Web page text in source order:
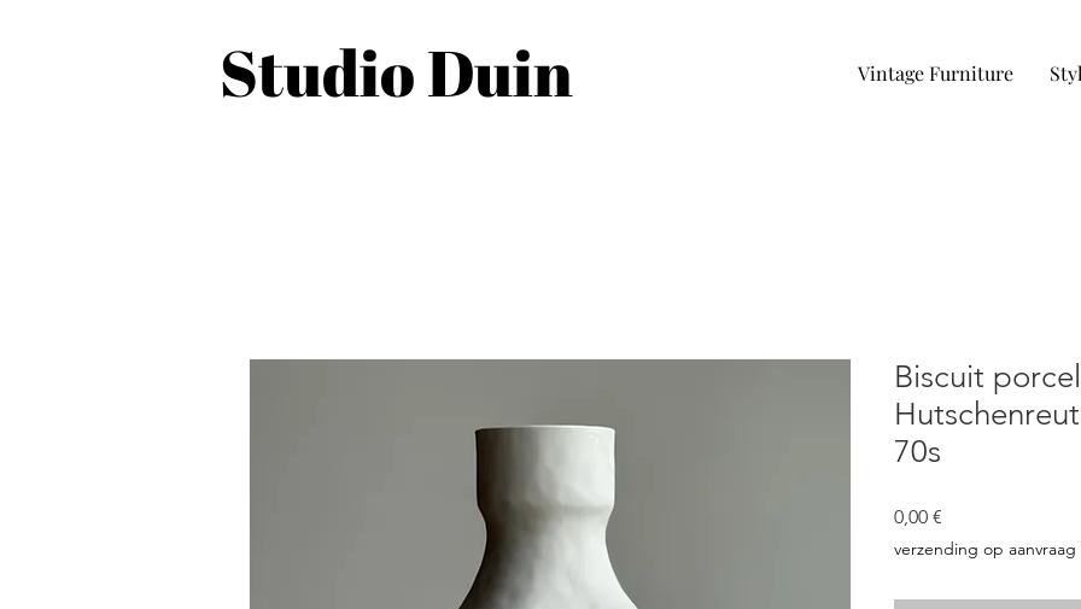
Vintage Furniture
Studio Duin
Biscuit
70s
0,00 €
verzending op aanvraag